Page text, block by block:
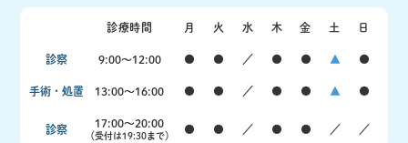
診療時間 月 火 水 木 金 土 日
診察 9:00〜12:00 ● ● ／ ● ● ▲ ●
手術・処置 13:00〜16:00 ● ● ／ ● ● ▲ ●
診察 17:00〜20:00
（受付は19:30まで） ● ● ／ ● ● ／ ／